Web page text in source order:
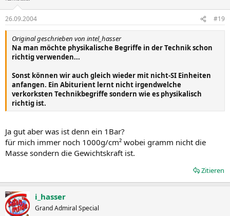
26.09.2004 #19
Original geschrieben von intel_hasser
Na man möchte physikalische Begriffe in der Technik schon
richtig verwenden...
Sonst können wir auch gleich wieder mit nicht-SI Einheiten
anfangen. Ein Abiturient lernt nicht irgendwelche
verkorksten Technikbegriffe sondern wie es physikalisch
richtig ist.
Ja gut aber was ist denn ein 1Bar?
für mich immer noch 1000g/cm² wobei gramm nicht die
Masse sondern die Gewichtskraft ist.
Zitieren
i_hasser
Grand Admiral Special